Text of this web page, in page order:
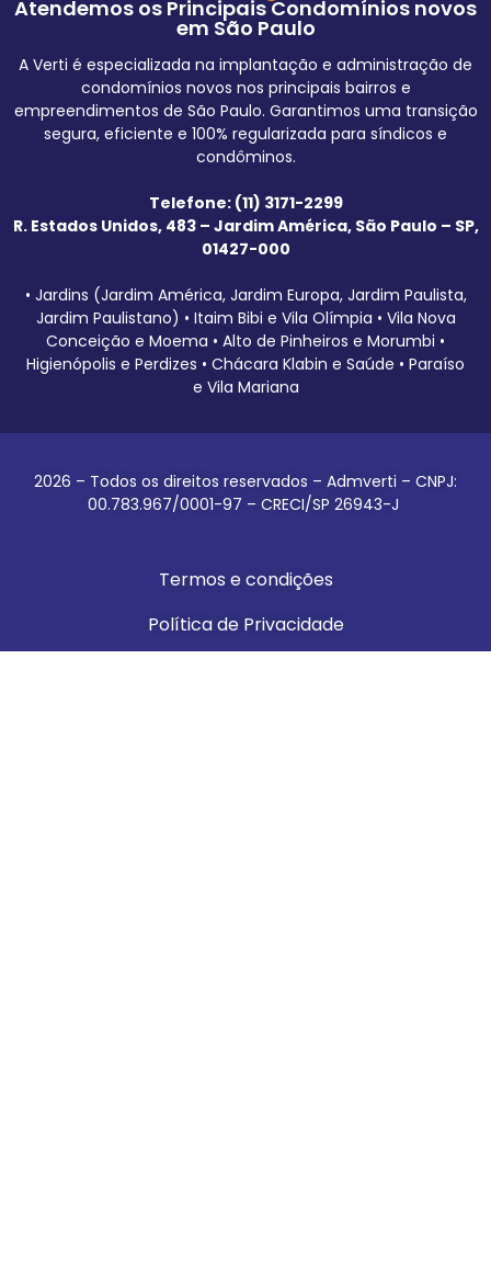
Atendemos os Principais Condomínios novos
em São Paulo
A Verti é especializada na implantação e administração de
condomínios novos nos principais bairros e
empreendimentos de São Paulo. Garantimos uma transição
segura, eficiente e 100% regularizada para síndicos e
condôminos.
Telefone: (11) 3171-2299
R. Estados Unidos, 483 – Jardim América, São Paulo – SP,
01427-000
• Jardins (Jardim América, Jardim Europa, Jardim Paulista,
Jardim Paulistano) • Itaim Bibi e Vila Olímpia • Vila Nova
Conceição e Moema • Alto de Pinheiros e Morumbi •
Higienópolis e Perdizes • Chácara Klabin e Saúde • Paraíso
e Vila Mariana
2026 – Todos os direitos reservados – Admverti – CNPJ:
00.783.967/0001-97 – CRECI/SP 26943-J
Termos e condições
Política de Privacidade